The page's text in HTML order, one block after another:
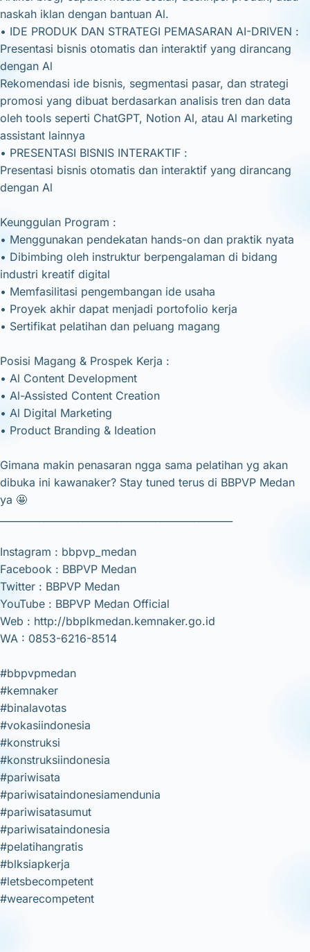
naskah iklan dengan bantuan Al.
• IDE PRODUK DAN STRATEGI PEMASARAN AI-DRIVEN :
Presentasi bisnis otomatis dan interaktif yang dirancang
dengan Al
Rekomendasi ide bisnis, segmentasi pasar, dan strategi
promosi yang dibuat berdasarkan analisis tren dan data
oleh tools seperti ChatGPT, Notion Al, atau Al marketing
assistant lainnya
• PRESENTASI BISNIS INTERAKTIF :
Presentasi bisnis otomatis dan interaktif yang dirancang
dengan Al
Keunggulan Program :
• Menggunakan pendekatan hands-on dan praktik nyata
• Dibimbing oleh instruktur berpengalaman di bidang
industri kreatif digital
• Memfasilitasi pengembangan ide usaha
• Proyek akhir dapat menjadi portofolio kerja
• Sertifikat pelatihan dan peluang magang
Posisi Magang & Prospek Kerja :
• Al Content Development
• Al-Assisted Content Creation
• Al Digital Marketing
• Product Branding & Ideation
Gimana makin penasaran ngga sama pelatihan yg akan
dibuka ini kawanaker? Stay tuned terus di BBPVP Medan
ya 🤩
Instagram : bbpvp_medan
Facebook : BBPVP Medan
Twitter : BBPVP Medan
YouTube : BBPVP Medan Official
Web : http://bbplkmedan.kemnaker.go.id
WA : 0853-6216-8514
#bbpvpmedan
#kemnaker
#binalavotas
#vokasiindonesia
#konstruksi
#konstruksiindonesia
#pariwisata
#pariwisataindonesiamendunia
#pariwisatasumut
#pariwisataindonesia
#pelatihangratis
#blksiapkerja
#letsbecompetent
#wearecompetent